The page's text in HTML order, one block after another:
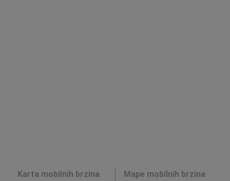
Karta mobilnih brzina
Mape mobilnih brzina